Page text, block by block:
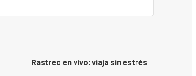
Rastreo en vivo: viaja sin estrés